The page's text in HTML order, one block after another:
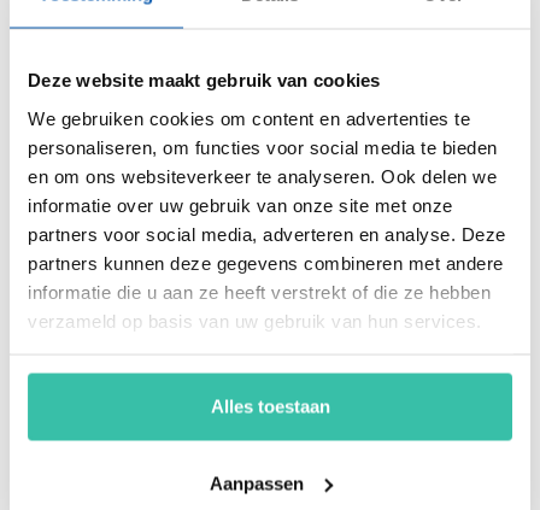
Deze website maakt gebruik van cookies
We gebruiken cookies om content en advertenties te
personaliseren, om functies voor social media te bieden
en om ons websiteverkeer te analyseren. Ook delen we
informatie over uw gebruik van onze site met onze
partners voor social media, adverteren en analyse. Deze
partners kunnen deze gegevens combineren met andere
informatie die u aan ze heeft verstrekt of die ze hebben
verzameld op basis van uw gebruik van hun services.
Alles toestaan
Aanpassen
Arjan Kremer
B.V.
Met een achtergrond in
risicomanagement, ICT
en een passie voor
innovatie, help ik
organisaties om
weerbaar en compliant
te opereren in een
steeds veranderende
werken.
voor een demo.